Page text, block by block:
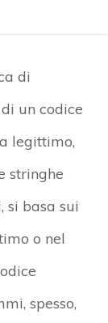
di
un codice
legittimo,
stringhe
si basa sui
o nel
spesso,